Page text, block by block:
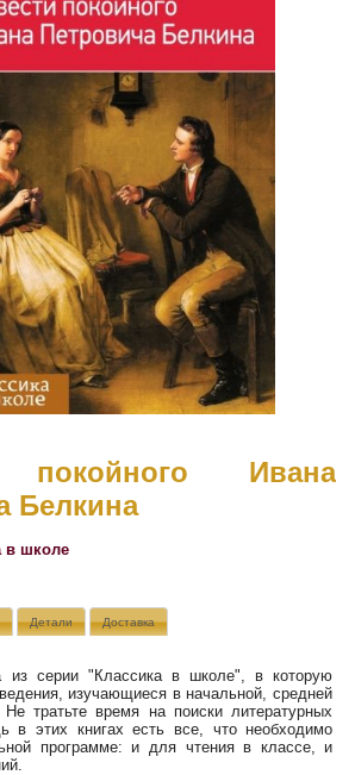
покойного Ивана
Белкина
в школе
Детали Доставка
из серии "Классика в школе", в которую
изучающиеся в начальной, средней
тратьте время на поиски литературных
в этих книгах есть все, что необходимо
программе: и для чтения в классе, и